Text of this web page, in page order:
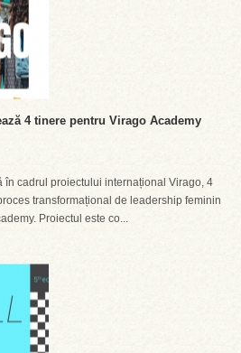
4 tinere pentru Virago Academy
în cadrul proiectului internațional Virago, 4
transformațional de leadership feminin
Proiectul este co...